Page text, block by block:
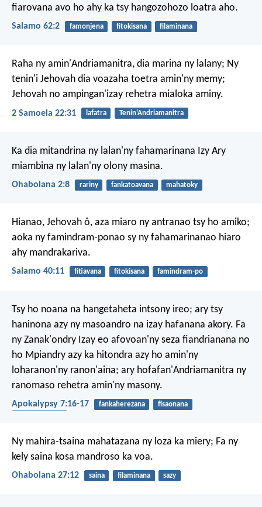
fiarovana avo ho ahy ka tsy hangozohozo loatra aho.
Salamo 62:2 famonjena fitokisana filaminana
Raha ny amin'Andriamanitra, dia marina ny lalany; Ny
tenin'i Jehovah dia voazaha toetra amin'ny memy;
Jehovah no ampingan'izay rehetra mialoka aminy.
2 Samoela 22:31 lafatra Tenin'Andriamanitra
Ka dia mitandrina ny lalan'ny fahamarinana Izy Ary
miambina ny lalan'ny olony masina.
Ohabolana 2:8 rariny fankatoavana mahatoky
Hianao, Jehovah ô, aza miaro ny antranao tsy ho amiko;
aoka ny famindram-ponao sy ny fahamarinanao hiaro
ahy mandrakariva.
Salamo 40:11 fitiavana fitokisana famindram-po
Tsy ho noana na hangetaheta intsony ireo; ary tsy
haninona azy ny masoandro na izay hafanana akory. Fa
ny Zanak'ondry Izay eo afovoan'ny seza fiandrianana no
ho Mpiandry azy ka hitondra azy ho amin'ny
loharanon'ny ranon'aina; ary hofafan'Andriamanitra ny
ranomaso rehetra amin'ny masony.
Apokalypsy 7:16-17 fankaherezana
fisaonana
Ny mahira-tsaina mahatazana ny loza ka miery; Fa ny
kely saina kosa mandroso ka voa.
Ohabolana 27:12 saina filaminana sazy